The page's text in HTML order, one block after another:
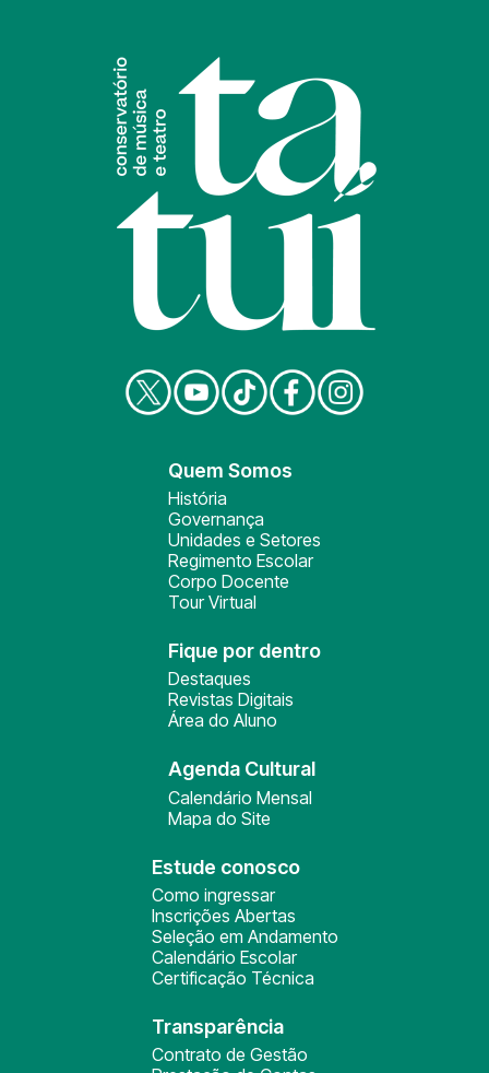
Quem Somos
História
Governança
Unidades e Setores
Regimento Escolar
Corpo Docente
Tour Virtual
Fique por dentro
Destaques
Revistas Digitais
Área do Aluno
Agenda Cultural
Calendário Mensal
Mapa do Site
Estude conosco
Como ingressar
Inscrições Abertas
Seleção em Andamento
Calendário Escolar
Certificação Técnica
Transparência
Contrato de Gestão